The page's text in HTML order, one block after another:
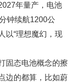
年量产，电池
钟续航1200公
以“理想魔幻，现
固态电池概念的擦
边的都算，比如蔚